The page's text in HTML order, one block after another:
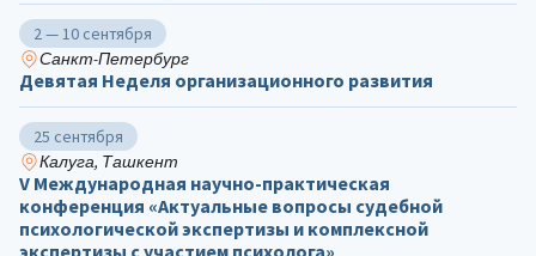
2 — 10 сентября
Санкт-Петербург
Девятая Неделя организационного развития
25 сентября
Калуга, Ташкент
V Международная научно-практическая
конференция «Актуальные вопросы судебной
психологической экспертизы и комплексной